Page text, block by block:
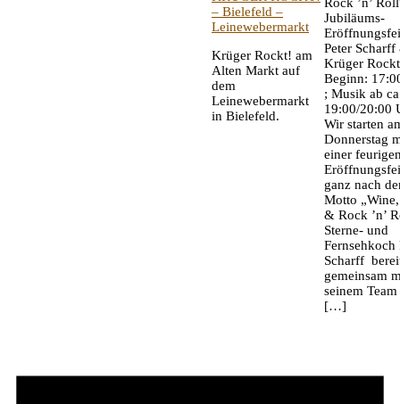
– Bielefeld –
Leinewebermarkt
Krüger Rockt! am
Alten Markt auf
dem
Leinewebermarkt
in Bielefeld.
Jubiläums-
Peter
Krüger
Beginn:
; Musik ab
19:00/20:00
Wir starten
Donnerstag
einer
ganz nach
Motto
& Rock ’n’
Sterne- und
Fernsehkoch
Scharff
gemeinsam
seinem
[…]